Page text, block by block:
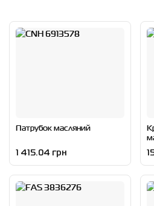
Патрубок масляний
1 415.04 грн